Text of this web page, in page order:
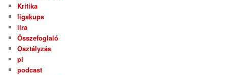
Kritika
ligakups
líra
Összefoglaló
Osztályzás
pl
podcast